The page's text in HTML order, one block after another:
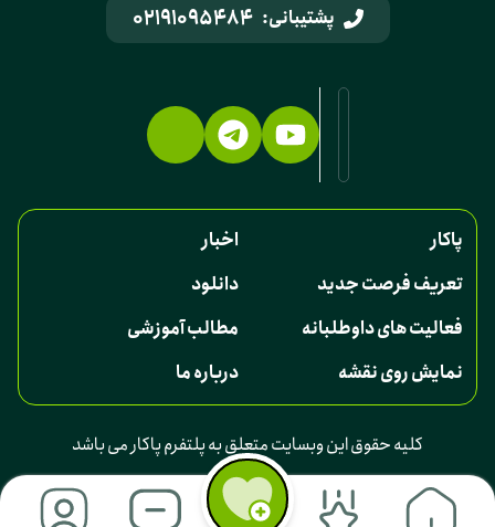
پشتیبانی: 02191095484
پاکار
اخبار
تعریف فرصت جدید
دانلود
فعالیت های داوطلبانه
مطالب آموزشی
نمایش روی نقشه
درباره ما
کلیه حقوق این وبسایت متعلق به پلتفرم پاکار می باشد